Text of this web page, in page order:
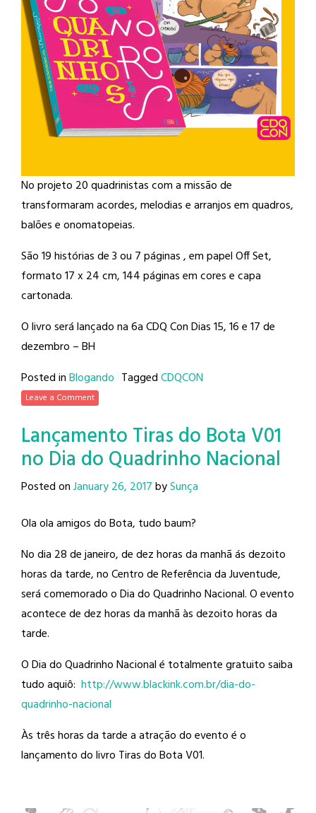
No projeto 20 quadrinistas com a missão de
transformaram acordes, melodias e arranjos em quadros,
balões e onomatopeias.
São 19 histórias de 3 ou 7 páginas , em papel Off Set,
formato 17 x 24 cm, 144 páginas em cores e capa
cartonada.
O livro será lançado na 6a CDQ Con Dias 15, 16 e 17 de
dezembro – BH
Posted inBlogando TaggedCDQCON
Leave a Comment
Lançamento Tiras do Bota V01
no Dia do Quadrinho Nacional
Posted onJanuary 26, 2017bySunça
Ola ola amigos do Bota, tudo baum?
No dia 28 de janeiro, de dez horas damanhã ás dezoito
horas da tarde, no Centro de Referência da Juventude,
será comemorado o Dia do Quadrinho Nacional. O evento
acontece de dez horas da manhã às dezoito horas da
tarde.
O Dia do Quadrinho Nacional é totalmente gratuito saiba
tudo aquiô: http://www.blackink.com.br/dia-do-
quadrinho-nacional
Às três horas da tarde a atração do evento é o
lançamento do livro Tiras do Bota V01.